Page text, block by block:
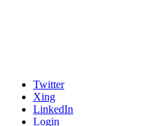
Twitter
Xing
LinkedIn
Login